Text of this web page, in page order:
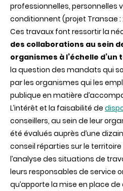
professionnelles, personnelles
conditionnent (projet Transae :
Ces travaux font ressortir la
des collaborations au sein
organismes à l’échelle
la question des mandats qui
par les organismes qui les
publique en matière
L’intérêt et la faisabilité de
conseillers, au sein de leur
été évalués auprès d’une
conseil réparties sur le
l’analyse des situations de
leurs responsables de service
qu’apporte la mise en place